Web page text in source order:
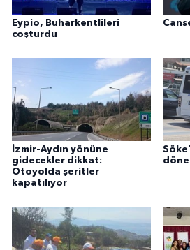
Eypio, Buharkentlileri
coşturdu
İzmir-Aydın yönüne
gidecekler dikkat:
Otoyolda şeritler
kapatılıyor